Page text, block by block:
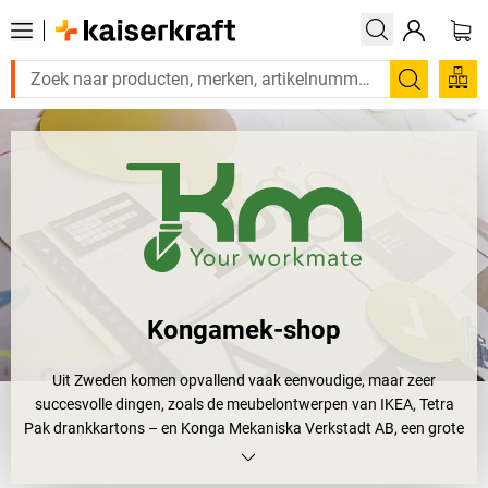
Zoeken
Kongamek-shop
Uit Zweden komen opvallend vaak eenvoudige, maar zeer
succesvolle dingen, zoals de meubelontwerpen van IKEA, Tetra
Pak drankkartons – en Konga Mekaniska Verkstadt AB, een grote
fabrikant van producten voor de transporttechnologie. Eenvoudig